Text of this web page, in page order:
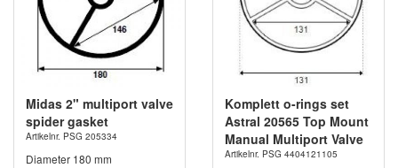
Midas 2" multiport valve
spider gasket
Artikelnr. PSG 205334
Diameter 180 mm
Komplett o-rings set
Astral 20565 Top Mount
Manual Multiport Valve
Artikelnr. PSG 4404121105